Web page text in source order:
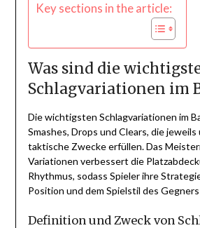
Key sections in the article:
Was sind die
Schlagvariationen im
Die wichtigsten Schlagvariationen im
Smashes, Drops und Clears, die
taktische Zwecke erfüllen. Das
Variationen verbessert die
Rhythmus, sodass Spieler ihre
Position und dem Spielstil des
Definition und Zweck von